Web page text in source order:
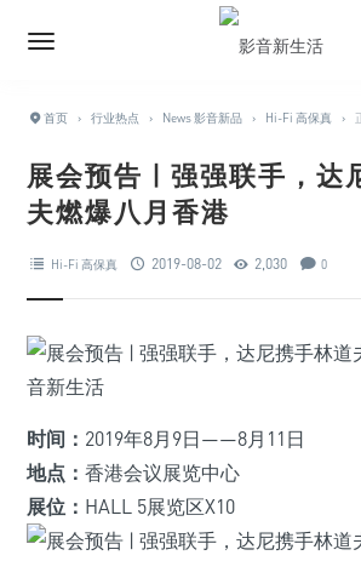
首页 › 行业热点 › News 影音新品 › Hi-Fi 高保真 ›
展会预告 | 强强联手，达
夫燃爆八月香港
Hi-Fi 高保真 2019-08-02 2,030 0
时间： 2019年8月9日——8月11日
地点： 香港会议展览中心
展位： HALL 5展览区X10